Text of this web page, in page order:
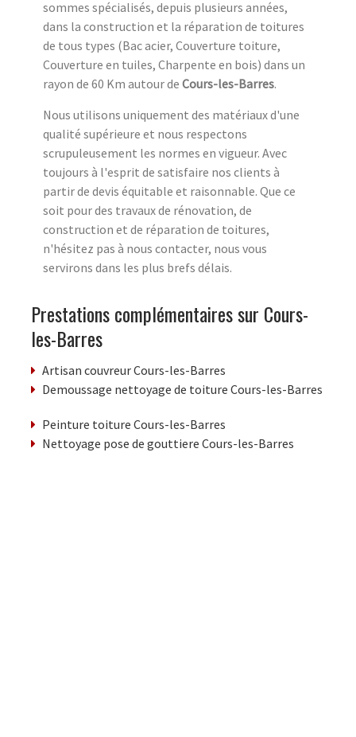
sommes spécialisés, depuis plusieurs années,
dans la construction et la réparation de toitures
de tous types (Bac acier, Couverture toiture,
Couverture en tuiles, Charpente en bois) dans un
rayon de 60 Km autour de Cours-les-Barres.
Nous utilisons uniquement des matériaux d'une
qualité supérieure et nous respectons
scrupuleusement les normes en vigueur. Avec
toujours à l'esprit de satisfaire nos clients à
partir de devis équitable et raisonnable. Que ce
soit pour des travaux de rénovation, de
construction et de réparation de toitures,
n'hésitez pas à nous contacter, nous vous
servirons dans les plus brefs délais.
Prestations complémentaires sur Cours-
les-Barres
Artisan couvreur Cours-les-Barres
Demoussage nettoyage de toiture Cours-les-Barres
Peinture toiture Cours-les-Barres
Nettoyage pose de gouttiere Cours-les-Barres